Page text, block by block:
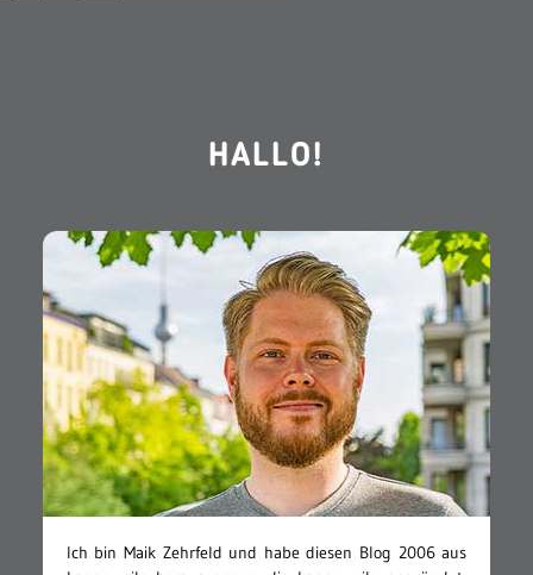
HALLO!
Ich bin Maik Zehrfeld und habe diesen Blog 2006 aus